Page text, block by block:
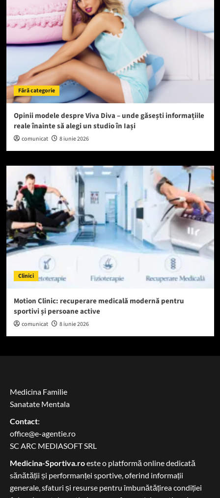
Fără categorie
Opinii modele despre Viva Diva – unde găsești informațiile
reale înainte să alegi un studio în Iași
comunicat 8 iunie 2026
Clinici
Motion Clinic: recuperare medicală modernă pentru
sportivi și persoane active
comunicat 8 iunie 2026
Medicina Familie
Sanatate Mentala
Contact:
office@e-agentie.ro
SC ARC MEDIASOFT SRL
Medicina-Sportiva.roeste o platformă online dedicată
sănătății și performanței sportive, oferind informații
generale, sfaturi și resurse pentru îmbunătățirea condiției